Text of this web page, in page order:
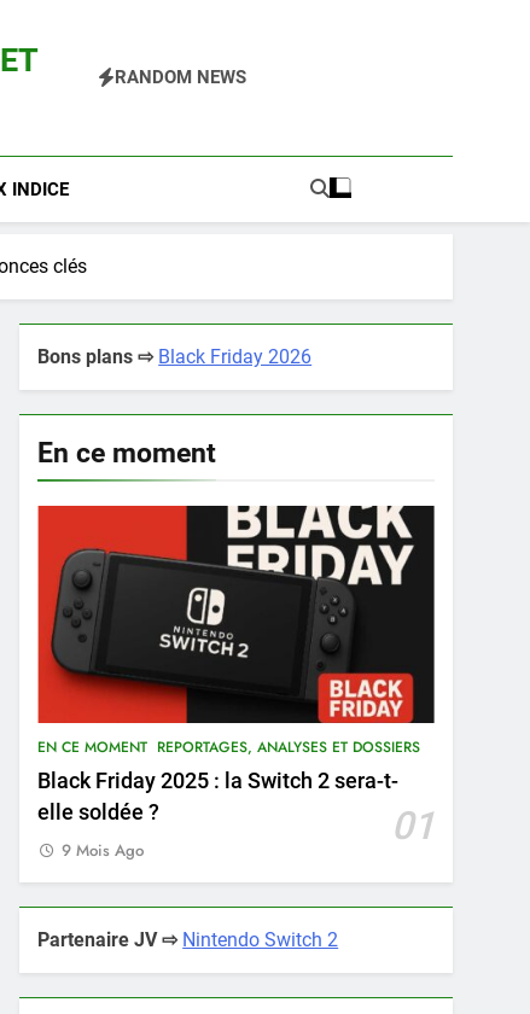
RANDOM NEWS
INDICE
clés
Bons plans ⇨ Black Friday 2026
En ce moment
EN CE MOMENT REPORTAGES, ANALYSES ET DOSSIERS
Black Friday 2025 : la Switch 2 sera-t-
elle soldée ?
01
9 Mois Ago
Partenaire JV ⇨ Nintendo Switch 2